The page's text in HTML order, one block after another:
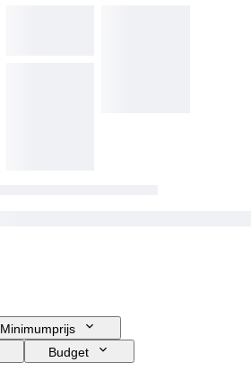
Minimumprijs
Budget